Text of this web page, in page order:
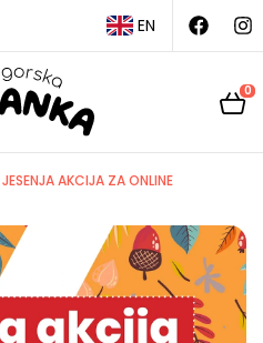
EN
0
JESENJA AKCIJA ZA ONLINE